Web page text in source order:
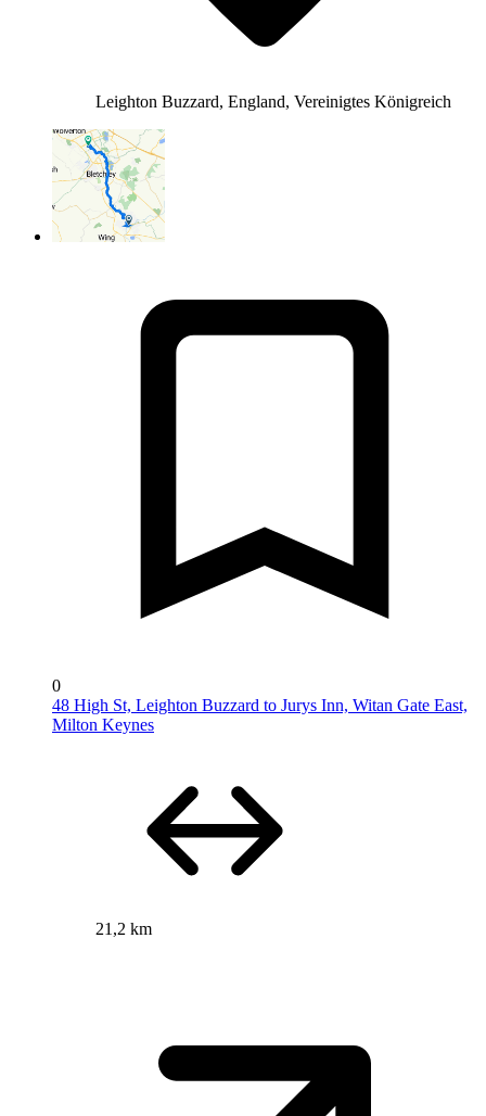
Leighton Buzzard, England, Vereinigtes Königreich
0
48 High St, Leighton Buzzard to Jurys Inn, Witan Gate East,
Milton Keynes
21,2 km